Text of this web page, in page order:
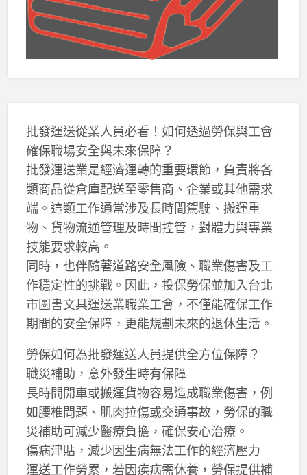
批發運送從業人員必看！如何透過勞保與工會
確保職場安全與未來保障？
批發運送業是經濟運轉的重要環節，負責將各
類商品從倉庫配送至零售商、企業或其他需求
端。這類工作通常涉及長時間駕駛、搬運重
物、貨物流通管理及時間控管，對體力與專業
技能要求較高。
同時，也伴隨著道路安全風險、職業傷害及工
作穩定性的挑戰。因此，投保勞保並加入台北
市圖書文具運送業職業工會，不僅能確保工作
期間的安全保障，更能規劃未來的退休生活。
勞保如何為批發運送人員提供全方位保障？
職災補助，意外發生時有保障
長時間開車或搬運貨物容易造成職業傷害，例
如腰椎問題、肌肉拉傷或交通事故，勞保的職
災補助可減少醫療負擔，確保安心治療。
傷病津貼，減少因生病無法工作的經濟壓力
運送工作勞累，若因疾病需休養，勞保提供補